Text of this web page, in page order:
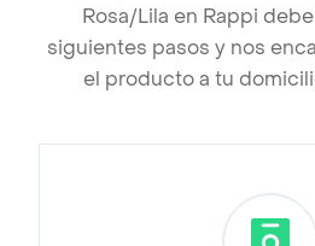
Rosa/Lila en Rappi
siguientes pasos y nos
el producto a tu